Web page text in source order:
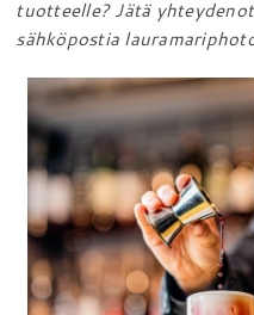
tuotteelle? Jätä
sähköpostia